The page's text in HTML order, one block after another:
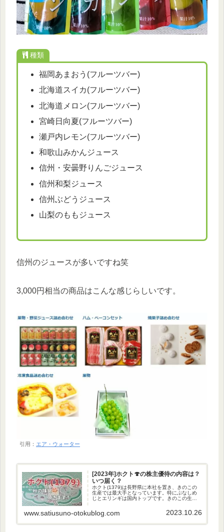
種類
福岡あまおう(フルーツバー)
北海道スイカ(フルーツバー)
北海道メロン(フルーツバー)
宮崎日向夏(フルーツバー)
瀬戸内レモン(フルーツバー)
和歌山みかんジュース
信州・安曇野りんごジュース
信州和梨ジュース
信州ぶどうジュース
山梨のももジュース
信州のジュースが多いですね笑
3,000円相当の商品はこんな感じらしいです。
引用： エア・ウォーター
[2023年]ホクト🍄の株主優待の内容は？
いつ届く？
ホクト(1379)は長野県に本社を置き、きのこの
生産では最大手となっています。特にぶなしめ
じとエリンギは国内トップです。きのこの生
品、化成品の製造・販売も行っています。秋と
いえばきのこ！株主優待の内...
www.satiusuno-otokublog.com 2023.10.26